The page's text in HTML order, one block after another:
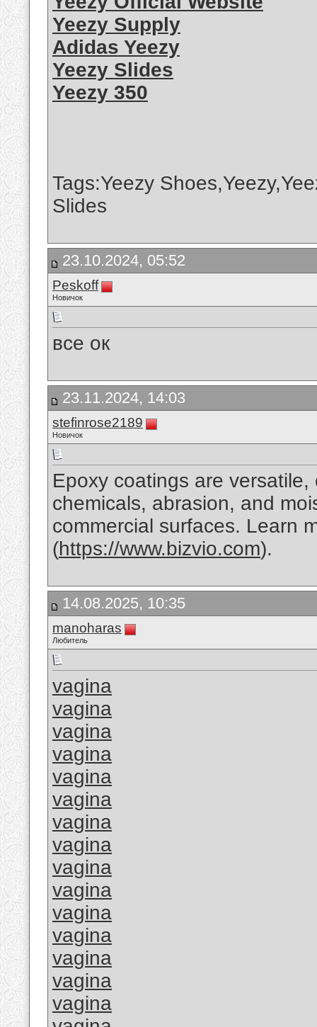
Yeezy Supply
Adidas Yeezy
Yeezy Slides
Yeezy 350
Tags:Yeezy
Slides
23.10.2024, 05:52
Peskoff
Новичок
все ок
23.11.2024, 14:03
stefinrose2189
Новичок
Epoxy coatings are
chemicals, abrasion, and
commercial surfaces. Learn
(https://www.bizvio.com).
14.08.2025, 10:35
manoharas
Любитель
vagina
vagina
vagina
vagina
vagina
vagina
vagina
vagina
vagina
vagina
vagina
vagina
vagina
vagina
vagina